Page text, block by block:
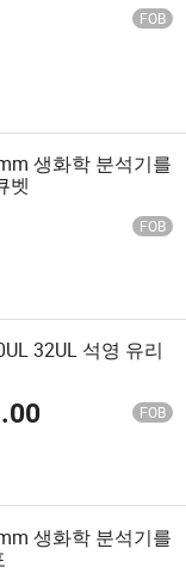
FOB
생화학 분석기를
벳
FOB
32UL 석영 유리
FOB
생화학 분석기를